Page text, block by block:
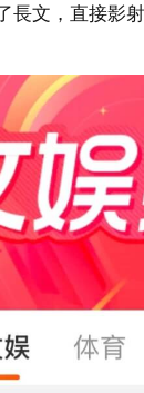
長文，直接影